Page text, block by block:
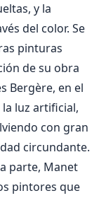
y la
del color. Se
pinturas
de su obra
Bergère, en el
luz artificial,
con gran
circundante.
parte, Manet
pintores que